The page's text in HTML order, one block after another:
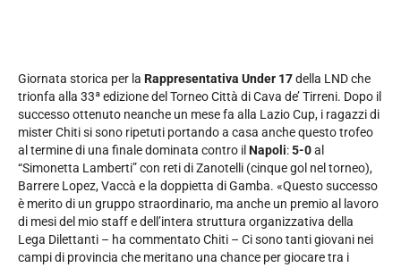
Giornata storica per la Rappresentativa Under 17della LND che
trionfa alla 33ª edizione del Torneo Città di Cava de’ Tirreni. Dopo il
successo ottenuto neanche un mese fa alla Lazio Cup, i ragazzi di
mister Chiti si sono ripetuti portando a casa anche questo trofeo
al termine di una finale dominata contro il Napoli:5-0al
“Simonetta Lamberti” con reti di Zanotelli (cinque gol nel torneo),
Barrere Lopez, Vaccà e la doppietta di Gamba. «Questo successo
è merito di un gruppo straordinario, ma anche un premio al lavoro
di mesi del mio staff e dell’intera struttura organizzativa della
Lega Dilettanti – ha commentato Chiti – Ci sono tanti giovani nei
campi di provincia che meritano una chance per giocare tra i